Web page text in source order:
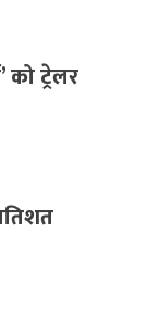
को ट्रेलर